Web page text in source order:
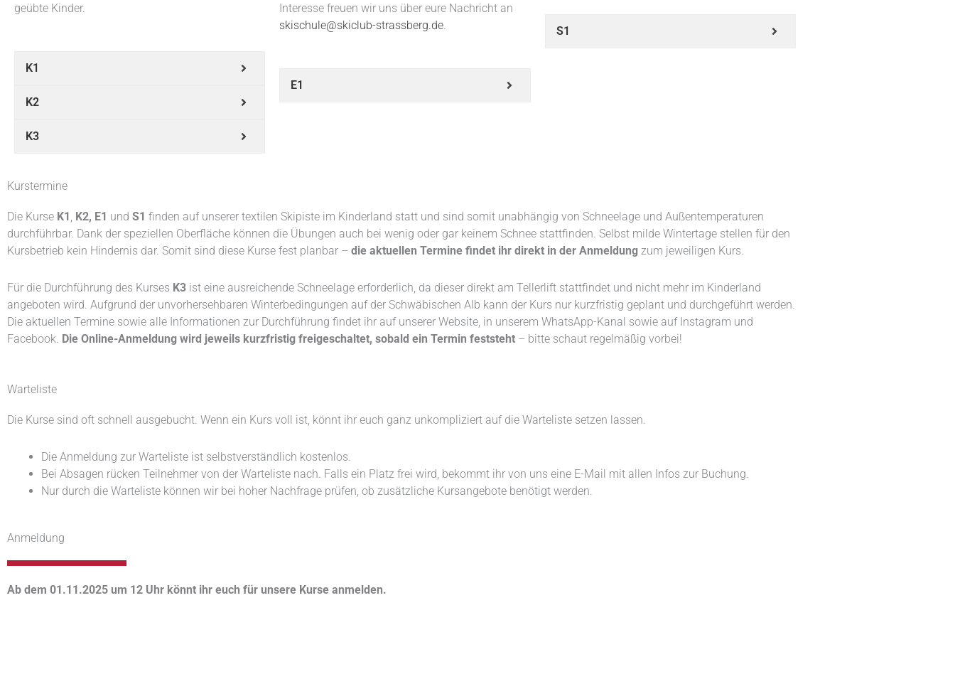
geübte Kinder.
K1
K2
K3
Interesse freuen wir uns über eure Nachricht an
skischule@skiclub-strassberg.de.
E1
S1
Kurstermine
Die Kurse K1, K2, E1 und S1 finden auf unserer textilen Skipiste im Kinderland statt und sind somit unabhängig von Schneelage und Außentemperaturen
durchführbar. Dank der speziellen Oberfläche können die Übungen auch bei wenig oder gar keinem Schnee stattfinden. Selbst milde Wintertage stellen für den
Kursbetrieb kein Hindernis dar. Somit sind diese Kurse fest planbar – die aktuellen Termine findet ihr direkt in der Anmeldung zum jeweiligen Kurs.
Für die Durchführung des Kurses K3 ist eine ausreichende Schneelage erforderlich, da dieser direkt am Tellerlift stattfindet und nicht mehr im Kinderland
angeboten wird. Aufgrund der unvorhersehbaren Winterbedingungen auf der Schwäbischen Alb kann der Kurs nur kurzfristig geplant und durchgeführt werden.
Die aktuellen Termine sowie alle Informationen zur Durchführung findet ihr auf unserer Website, in unserem WhatsApp-Kanal sowie auf Instagram und
Facebook. Die Online-Anmeldung wird jeweils kurzfristig freigeschaltet, sobald ein Termin feststeht – bitte schaut regelmäßig vorbei!
Warteliste
Die Kurse sind oft schnell ausgebucht. Wenn ein Kurs voll ist, könnt ihr euch ganz unkompliziert auf die Warteliste setzen lassen.
Die Anmeldung zur Warteliste ist selbstverständlich kostenlos.
Bei Absagen rücken Teilnehmer von der Warteliste nach. Falls ein Platz frei wird, bekommt ihr von uns eine E-Mail mit allen Infos zur Buchung.
Nur durch die Warteliste können wir bei hoher Nachfrage prüfen, ob zusätzliche Kursangebote benötigt werden.
Anmeldung
Ab dem 01.11.2025 um 12 Uhr könnt ihr euch für unsere Kurse anmelden.